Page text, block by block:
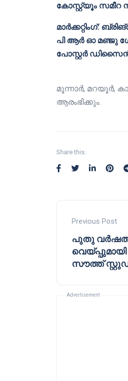
കോസ്റ്റ്യൂം സമീറ
മാർക്കറ്റിംഗ്:
പി ആർ ഓ മഞ്ജു
പോസ്റ്റർ
മൂന്നാർ, മറയൂർ,
ആരംഭിക്കും.
Share this:
Previous Post
പുതു
വെയ്പ്പുമായി
സൗത്ത്
Advertisement